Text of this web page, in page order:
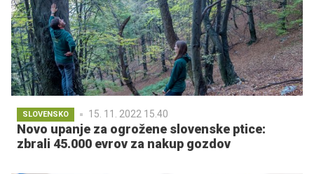
SLOVENSKO 15. 11. 2022 15.40
Novo upanje za ogrožene slovenske ptice:
zbrali 45.000 evrov za nakup gozdov